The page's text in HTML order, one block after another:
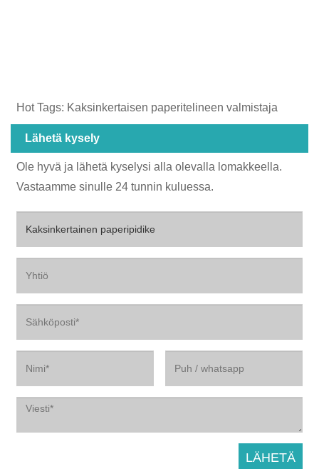
Hot Tags: Kaksinkertaisen paperitelineen valmistaja
Lähetä kysely
Ole hyvä ja lähetä kyselysi alla olevalla lomakkeella.
Vastaamme sinulle 24 tunnin kuluessa.